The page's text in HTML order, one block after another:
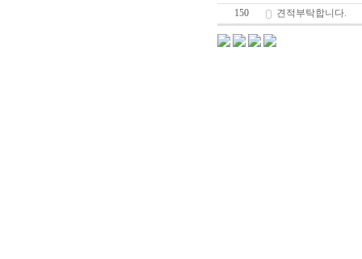
150
견적부탁합니다.